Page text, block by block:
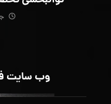
وب سایت